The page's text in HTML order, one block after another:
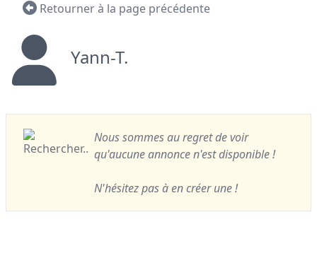
Retourner à la page précédente
Yann-T.
Nous sommes au regret de voir
qu'aucune annonce n'est disponible !
N'hésitez pas à en créer une !